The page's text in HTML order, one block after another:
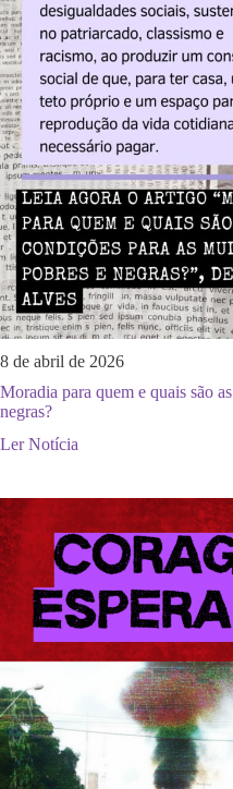
8 de abril de 2026
Moradia para quem e quais são
negras?
Ler Notícia